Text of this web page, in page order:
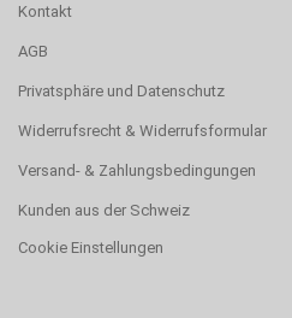
Kontakt
AGB
Privatsphäre und Datenschutz
Widerrufsrecht & Widerrufsformular
Versand- & Zahlungsbedingungen
Kunden aus der Schweiz
Cookie Einstellungen